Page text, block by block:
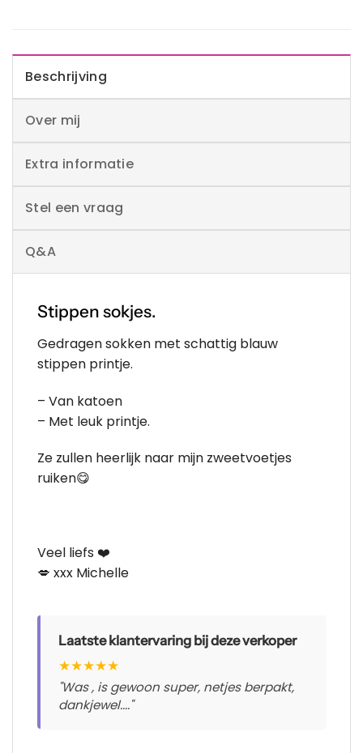
Beschrijving
Over mij
Extra informatie
Stel een vraag
Q&A
Stippen sokjes.
Gedragen sokken met schattig blauw
stippen printje.
– Van katoen
– Met leuk printje.
Ze zullen heerlijk naar mijn zweetvoetjes
ruiken😋
Veel liefs ❤️
💋 xxx Michelle
Laatste klantervaring bij deze verkoper
★★★★★
"Was , is gewoon super, netjes berpakt,
dankjewel...."